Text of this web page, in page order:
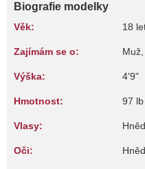
Biografie modelky
Věk: 18
Zajímám se o:
Výška: 4'9"
Hmotnost: 97 lb
Vlasy:
Oči: